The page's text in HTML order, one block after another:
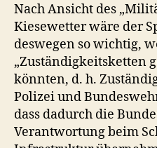
Nach Ansicht des
Kiesewetter wäre der
deswegen so wichtig,
„Zuständigkeitsketten
könnten, d. h.
Polizei und
dass dadurch die
Verantwortung beim